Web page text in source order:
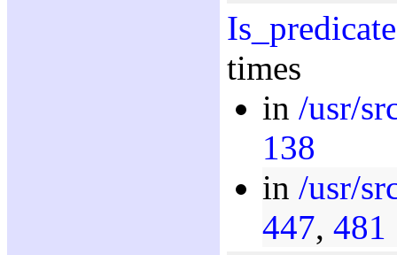
Is_predicate
times
in /usr/
138
in /usr/
447, 481